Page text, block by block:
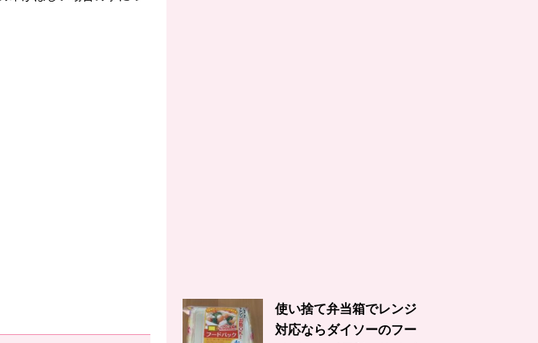
使い捨て弁当箱でレンジ
対応ならダイソーのフー